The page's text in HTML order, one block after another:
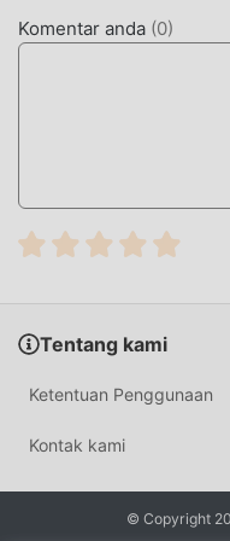
mod populer gratis yang
Komentar anda (0)
Tentang kami
Ketentuan Penggunaan
Kontak kami
© Copyright